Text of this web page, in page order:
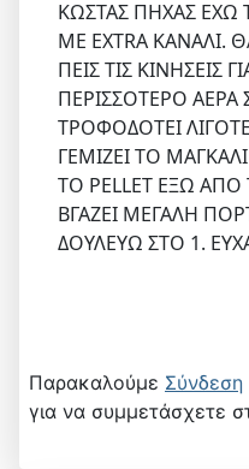
ΚΩΣΤΑΣ ΠΗΧΑΣ ΕΧΩ
ME EXTRA
ΠΕΙΣ ΤΙΣ ΚΙΝΗΣΕΙΣ
ΠΕΡΙΣΣΟΤΕΡΟ ΑΕΡΑ
ΤΡΟΦΟΔΟΤΕΙ
ΓΕΜΙΖΕΙ ΤΟ
ΤΟ PELLET ΕΞΩ
ΒΓΑΖΕΙ ΜΕΓΑΛΗ
ΔΟΥΛΕΥΩ ΣΤΟ 1.
Παρακαλούμε Σύνδεση
για να συμμετάσχετε